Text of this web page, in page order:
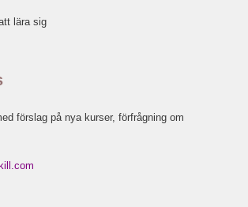
lära sig
förslag på nya kurser, förfrågning om